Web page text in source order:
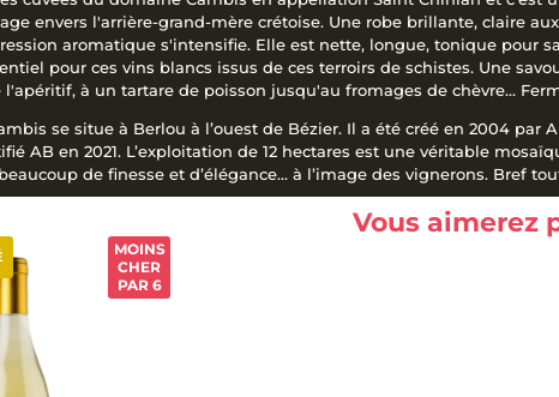
envers l'arrière-grand-mère crétoise. Une robe brillante, claire
aromatique s'intensifie. Elle est nette, longue, tonique pour
pour ces vins blancs issus de ces terroirs de schistes. Une
à un tartare de poisson jusqu'au fromages de chèvre...
se situe à Berlou à l’ouest de Bézier. Il a été créé en 2004
AB en 2021. L’exploitation de 12 hectares est une véritable
de finesse et d’élégance… à l’image des vignerons. Bref
Vous aimerez
MOINS
CHER
PAR 6